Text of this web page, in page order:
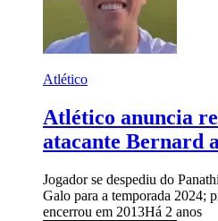
Atlético
Atlético anuncia
atacante Bernard
Jogador se despediu do
Galo para a temporada 2024;
encerrou em 2013Há 2 anos